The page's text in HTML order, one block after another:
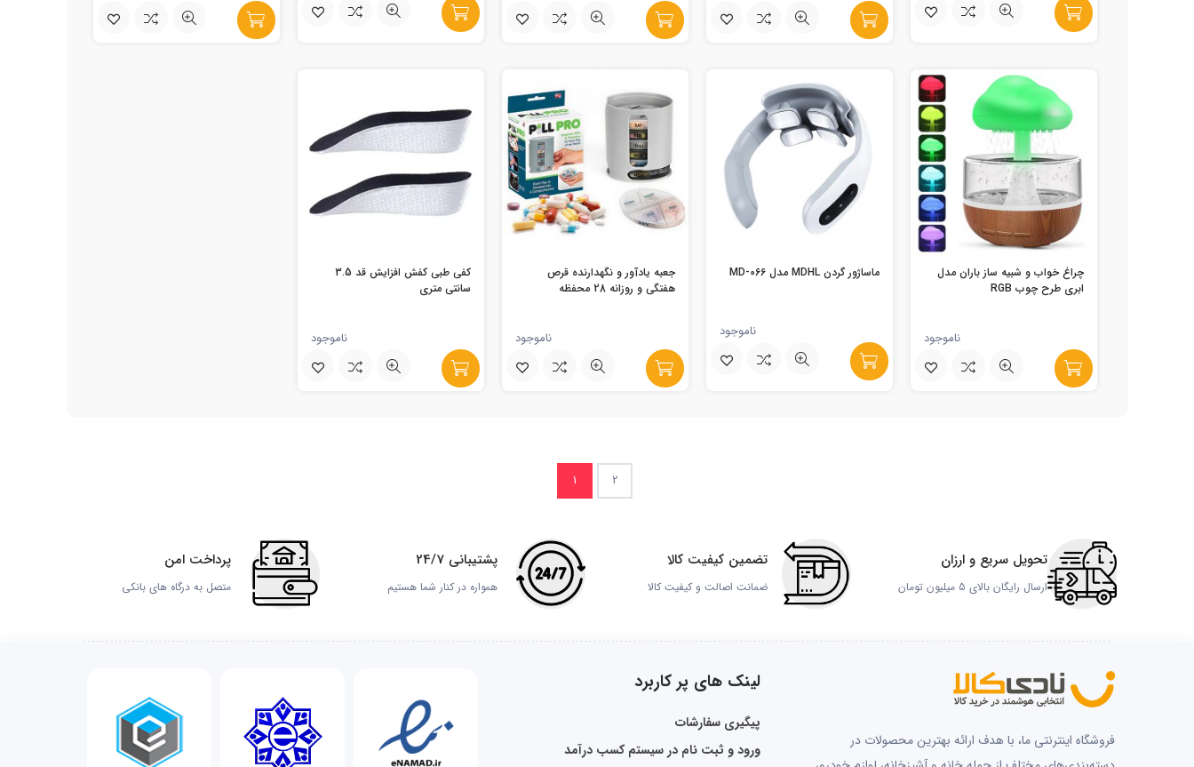
چراغ خواب و شبیه ساز باران مدل
ابری طرح چوب RGB
ناموجود
ماساژور گردن MDHL مدل MD-066
ناموجود
جعبه یادآور و نگهدارنده قرص
هفتگی و روزانه 28 محفظه
ناموجود
کفی طبی کفش افزایش قد 3.5
سانتی متری
ناموجود
1 2
تحویل سریع و ارزان
ارسال رایگان بالای 5 میلیون تومان
تضمین کیفیت کالا
ضمانت اصالت و کیفیت کالا
پشتیبانی 24/7
همواره در کنار شما هستیم
پرداخت امن
متصل به درگاه های بانکی
فروشگاه اینترنتی ما، با هدف ارائه بهترین محصولات در
لینک های پر کاربرد
پیگیری سفارشات
ورود و ثبت نام در سیستم کسب درآمد